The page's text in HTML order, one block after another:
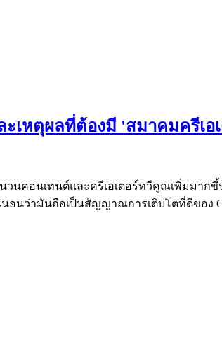
เหตุผลที่ต้องมี 'สมาคมครีเอ
วนคอนเทนต์และครีเอเตอร์ทวีคูณเพิ่มมา
ว่ามันถือเป็นสัญญาณการเติบโตที่ดีของ